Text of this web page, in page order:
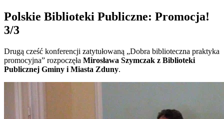
Polskie Biblioteki Publiczne: Promocja!
3/3
Drugą cześć konferencji zatytułowaną „Dobra biblioteczna praktyka
promocyjna” rozpoczęła Mirosława Szymczak z Biblioteki
Publicznej Gminy i Miasta Zduny.